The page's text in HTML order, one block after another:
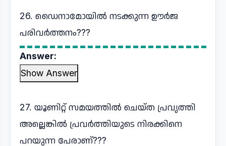
26. ഡൈനാമോയിൽ നടക്കുന്ന ഊർജ
പരിവർത്തനം???
Answer:
Show Answer
27. യൂണിറ്റ് സമയത്തിൽ ചെയ്ത പ്രവൃത്തി
അല്ലെങ്കിൽ പ്രവർത്തിയുടെ നിരക്കിനെ
പറയുന്ന പേരാണ്???